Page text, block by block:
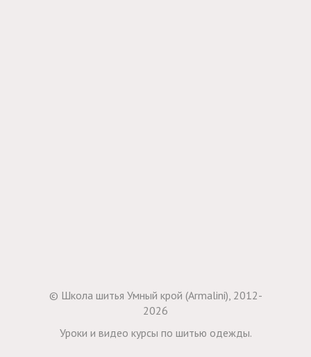
© Школа шитья Умный крой (Armalini), 2012-
2026
Уроки и видео курсы по шитью одежды.